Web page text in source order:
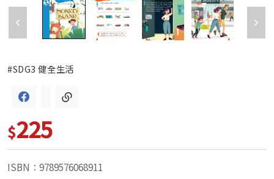
#SDG3 健全生活
$225
ISBN：9789576068911